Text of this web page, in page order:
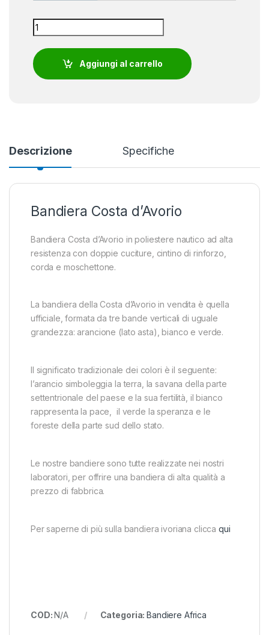
Bandiera Costa d'Avorio quantity
Aggiungi al carrello
Descrizione Specifiche
Bandiera Costa d’Avorio
Bandiera Costa d’Avorio in poliestere nautico ad alta
resistenza con doppie cuciture, cintino di rinforzo,
corda e moschettone.
La bandiera della Costa d’Avorio in vendita è quella
ufficiale, formata da tre bande verticali di uguale
grandezza: arancione (lato asta), bianco e verde.
Il significato tradizionale dei colori è il seguente:
l’arancio simboleggia la terra, la savana della parte
settentrionale del paese e la sua fertilità, il bianco
rappresenta la pace, il verde la speranza e le
foreste della parte sud dello stato.
Le nostre bandiere sono tutte realizzate nei nostri
laboratori, per offrire una bandiera di alta qualità a
prezzo di fabbrica.
Per saperne di più sulla bandiera ivoriana clicca qui
COD:N/A Categoria:Bandiere Africa